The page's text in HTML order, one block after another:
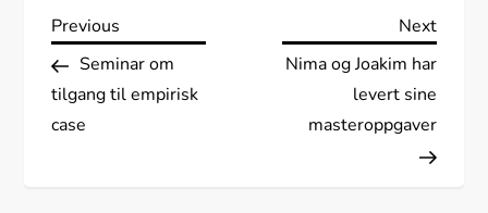
I
n
n
Previous
Post
Previous
Seminar om
tilgang til empirisk
case
Next
Post
Next
Nima og Joakim har
levert sine
masteroppgaver